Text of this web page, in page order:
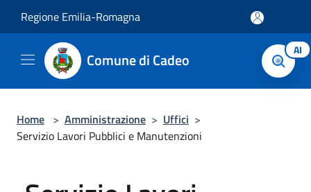
Regione Emilia-Romagna
Comune di Cadeo AI
Home > Amministrazione > Uffici >
Servizio Lavori Pubblici e Manutenzioni